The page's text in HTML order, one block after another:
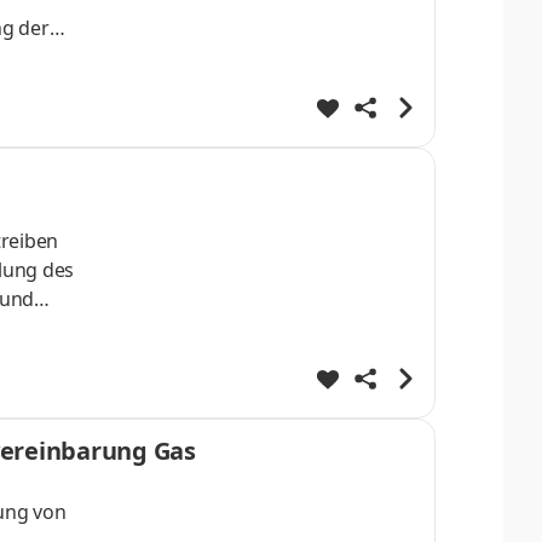
der
des
Gas
von